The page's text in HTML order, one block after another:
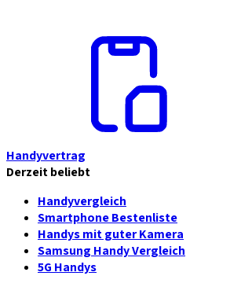
Handyvertrag
Derzeit beliebt
Handyvergleich
Smartphone Bestenliste
Handys mit guter Kamera
Samsung Handy Vergleich
5G Handys